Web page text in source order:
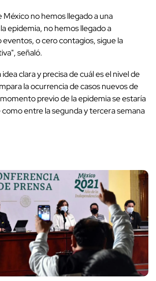
México no hemos llegado a una
epidemia, no hemos llegado a
eventos, o cero contagios, sigue la
señaló.
clara y precisa de cuál es el nivel de
la ocurrencia de casos nuevos de
previo de la epidemia se estaría
entre la segunda y tercera semana